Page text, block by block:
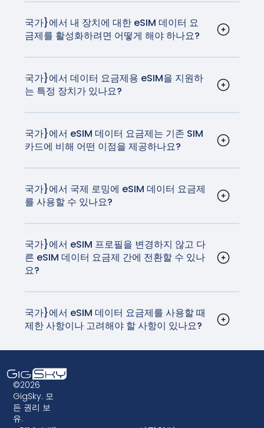
양한 기기에서 사용할 수 있습니다. 호환되는 전체
디바이스 목록은여기에서확인할 수 있습니다.
국가}에서 내 장치에 대한 eSIM 데이터 요
금제를 활성화하려면 어떻게 해야 하나요?
Android 활성화 지침은여기에서확인할 수 있습니
다.
국가}에서 데이터 요금제용 eSIM을 지원하
는 특정 장치가 있나요?
또한 일부 태블릿과 스마트워치도 호환됩니다.
국가}에서 eSIM 데이터 요금제는 기존 SIM
카드에 비해 어떤 이점을 제공하나요?
사를 변경할 수 있습니다.
국가}에서 국제 로밍에 eSIM 데이터 요금제
를 사용할 수 있나요?
신사가 부과하는 데이터 로밍 비용의 일부로 고품질
의 안정적인 네트워크와 연결을 제공합니다.
국가}에서 eSIM 프로필을 변경하지 않고 다
른 eSIM 데이터 요금제 간에 전환할 수 있나
요?
정은 매우 간단하며 실제 SIM 카드를 교체할 필요가
없습니다. 집에 돌아가기 전에 SIM 카드를 분실하지
니다.
국가}에서 eSIM 데이터 요금제를 사용할 때
제한 사항이나 고려해야 할 사항이 있나요?
호환되는지 확인하는 것이 중요합니다. 또한 일부 구
형 디바이스는 eSIM 기술을 지원하지 않을 수 있으
므로 eSIM 데이터 요금제를 선택하기 전에 호환성
을 확인하는 것이 중요합니다. 일부 이동통신사에서
는 단말기를 잠가서 eSIM을 사용하지 못하게 할 수
도 있습니다. 대부분의 국가에서는 잠금 기능이 허용
©2026
GigSky. 모
든 권리 보
유.